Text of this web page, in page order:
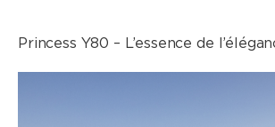
Princess Y80 – L’essence de